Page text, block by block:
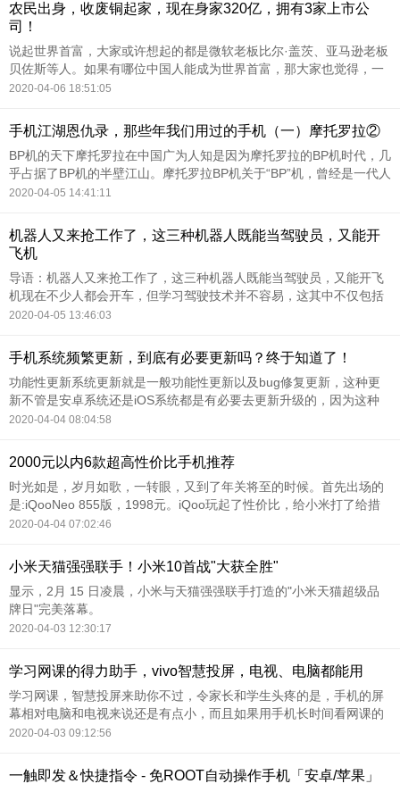
农民出身，收废铜起家，现在身家320亿，拥有3家上市公
司！
说起世界首富，大家或许想起的都是微软老板比尔·盖茨、亚马逊老板
贝佐斯等人。如果有哪位中国人能成为世界首富，那大家也觉得，一
定是马云、马化腾这些人。但如果我告诉你，在2年多前，有一个中国
倍！你知道这个人是谁吗？
2020-04-06 18:51:05
手机江湖恩仇录，那些年我们用过的手机（一）摩托罗拉②
BP机的天下摩托罗拉在中国广为人知是因为摩托罗拉的BP机时代，几
乎占据了BP机的半壁江山。摩托罗拉BP机关于“BP”机，曾经是一代人
的回忆。BP机兴起于上世纪80年代初，在那个固定电话还不普及的年
2020-04-05 14:41:11
机器人又来抢工作了，这三种机器人既能当驾驶员，又能开
飞机
导语：机器人又来抢工作了，这三种机器人既能当驾驶员，又能开飞
机现在不少人都会开车，但学习驾驶技术并不容易，这其中不仅包括
交通工具本身就存在的操作复杂性，也不过在不久的将来驾驶员有可
2020-04-05 13:46:03
手机系统频繁更新，到底有必要更新吗？终于知道了！
功能性更新系统更新就是一般功能性更新以及bug修复更新，这种更
新不管是安卓系统还是iOS系统都是有必要去更新升级的，因为这种
系统更新都会在原来的系统基础之上进行更新的，同时会增添一些新
能够体验到新功能，所以当我们遇到一
2020-04-04 08:04:58
2000元以内6款超高性价比手机推荐
时光如是，岁月如歌，一转眼，又到了年关将至的时候。首先出场的
是:iQooNeo 855版，1998元。iQoo玩起了性价比，给小米打了给措
手不及。
2020-04-04 07:02:46
小米天猫强强联手！小米10首战"大获全胜"
显示，2月 15 日凌晨，小米与天猫强强联手打造的"小米天猫超级品
牌日"完美落幕。
2020-04-03 12:30:17
学习网课的得力助手，vivo智慧投屏，电视、电脑都能用
学习网课，智慧投屏来助你不过，令家长和学生头疼的是，手机的屏
幕相对电脑和电视来说还是有点小，而且如果用手机长时间看网课的
话，不仅会让学生的颈椎受伤，还会影响学生的视力。
2020-04-03 09:12:56
一触即发＆快捷指令 - 免ROOT自动操作手机「安卓/苹果」